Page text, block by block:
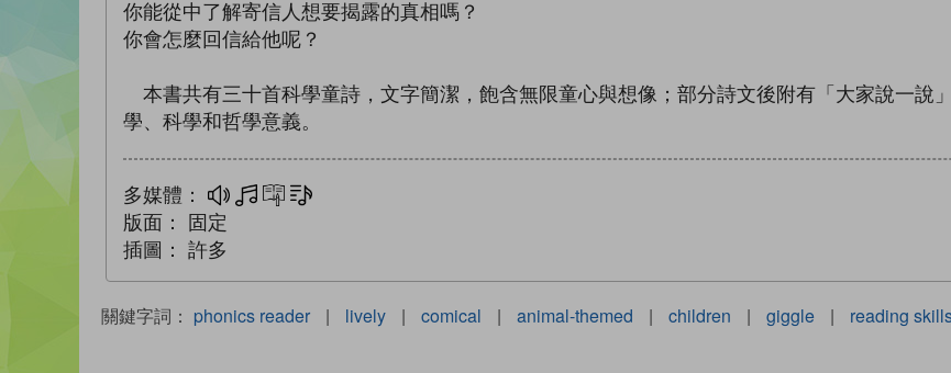
你能從中了解寄信人想要揭露的真相嗎？
你會怎麼回信給他呢？
本書共有三十首科學童詩，文字簡潔，飽含無限童心與想像；部分詩文後附有「大家說一說
學、科學和哲學意義。
多媒體： 多媒體互動練習
文字同步朗讀
版面：
固定
插圖：
許多
關鍵字詞： phonics reader | lively | comical | animal-themed | children | giggle | reading